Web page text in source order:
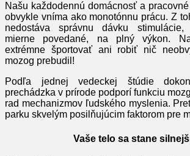
Našu každodennú domácnosť a
obvykle vníma ako monotónnu prácu. Z
nedostáva správnu dávku stimulácie,
mierne povedané, na plný výkon.
extrémne športovať ani robiť nič
mozog prebudil!
Podľa jednej vedeckej štúdie
prechádzka v prírode podporí funkciu
rad mechanizmov ľudského myslenia.
parku skvelým posilňujúcim faktorom pre
Vaše telo sa stane